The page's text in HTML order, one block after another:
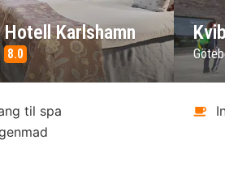
Karlshamn
8.0
til spa